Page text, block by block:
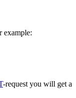
example:
-request you will get a